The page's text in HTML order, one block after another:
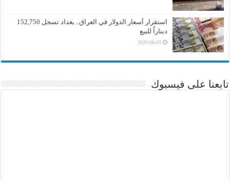
استقرار أسعار الدولار في العراق.. بغداد تسجل 152,750
ديناراً للبيع
2026-08-05
تابعنا على فيسبوك